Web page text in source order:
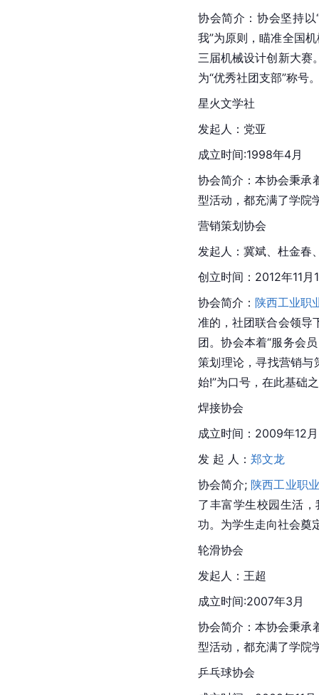
协会简介：协会坚持
我”为原则，瞄准全国
三届机械设计创新大赛
为“优秀社团支部”称号
星火文学社
发起人：党亚
成立时间:1998年4月
协会简介：本协会秉承
型活动，都充满了学院
营销策划协会
发起人：冀斌、杜金春
创立时间：2012年11月
协会简介： 陕西工业职
准的，社团联合会领导
团。协会本着“服务会
策划理论，寻找营销与
始!”为口号，在此基础
焊接协会
成立时间：2009年12
发 起 人： 郑文龙
协会简介; 陕西工业职
了丰富学生校园生活，
功。为学生走向社会奠
轮滑协会
发起人：王超
成立时间:2007年3月
协会简介：本协会秉承
型活动，都充满了学院
乒乓球协会